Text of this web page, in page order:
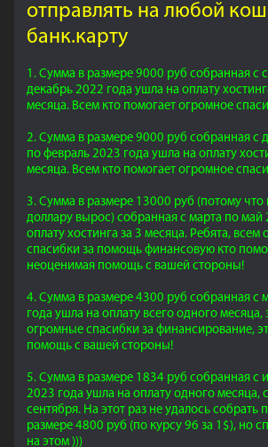
отправлять на любой
банк.карту
1. Сумма в размере 9000 руб собранная с
декабрь 2022 года ушла на оплату
месяца. Всем кто помогает огромное
2. Сумма в размере 9000 руб собранная с
по февраль 2023 года ушла на оплату
месяца. Всем кто помогает огромное
3. Сумма в размере 13000 руб (потому что
доллару вырос) собранная с марта по май
оплату хостинга за 3 месяца. Ребята, всем
спасибки за помощь финансовую кто
неоценимая помощь с вашей стороны!
4. Сумма в размере 4300 руб собранная с
года ушла на оплату всего одного месяца,
огромные спасибки за финансирование,
помощь с вашей стороны!
5. Сумма в размере 1834 руб собранная с
2023 года ушла на оплату одного месяца,
сентября. На этот раз не удалось собрать
размере 4800 руб (по курсу 96 за 1$), но
на этом )))